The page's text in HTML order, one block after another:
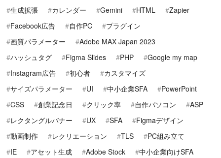
生成拡張
カレンダー Gemini HTML
Zapier
Facebook広告
自作PC
プラグイン
画質パラメーター
Adobe MAX Japan 2023
ハッシュタグ
Figma Slides PHP
Google my map
Instagram広告
初心者
カスタマイズ
サイズパラメーター
UI 中小企業SFA
PowerPoint
CSS
創業記念日 クリック率 自作パソコン
ASP
レクタングルバナー
UX SFA
Figmaデザイン
動画制作
レクリエーション TLS
PC組み立て
IE
アセット生成 Adobe Stock
中小企業向けSFA